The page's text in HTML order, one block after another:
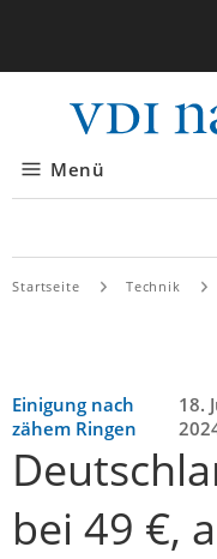
Menü
Startseite Technik
Einigung nach
zähem Ringen
18.
bei 49 €,